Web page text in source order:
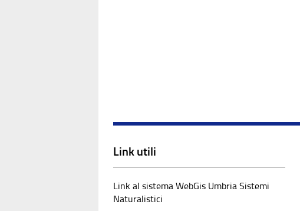
Link utili
Link al sistema WebGis Umbria Sistemi
Naturalistici